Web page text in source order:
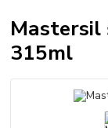
315ml